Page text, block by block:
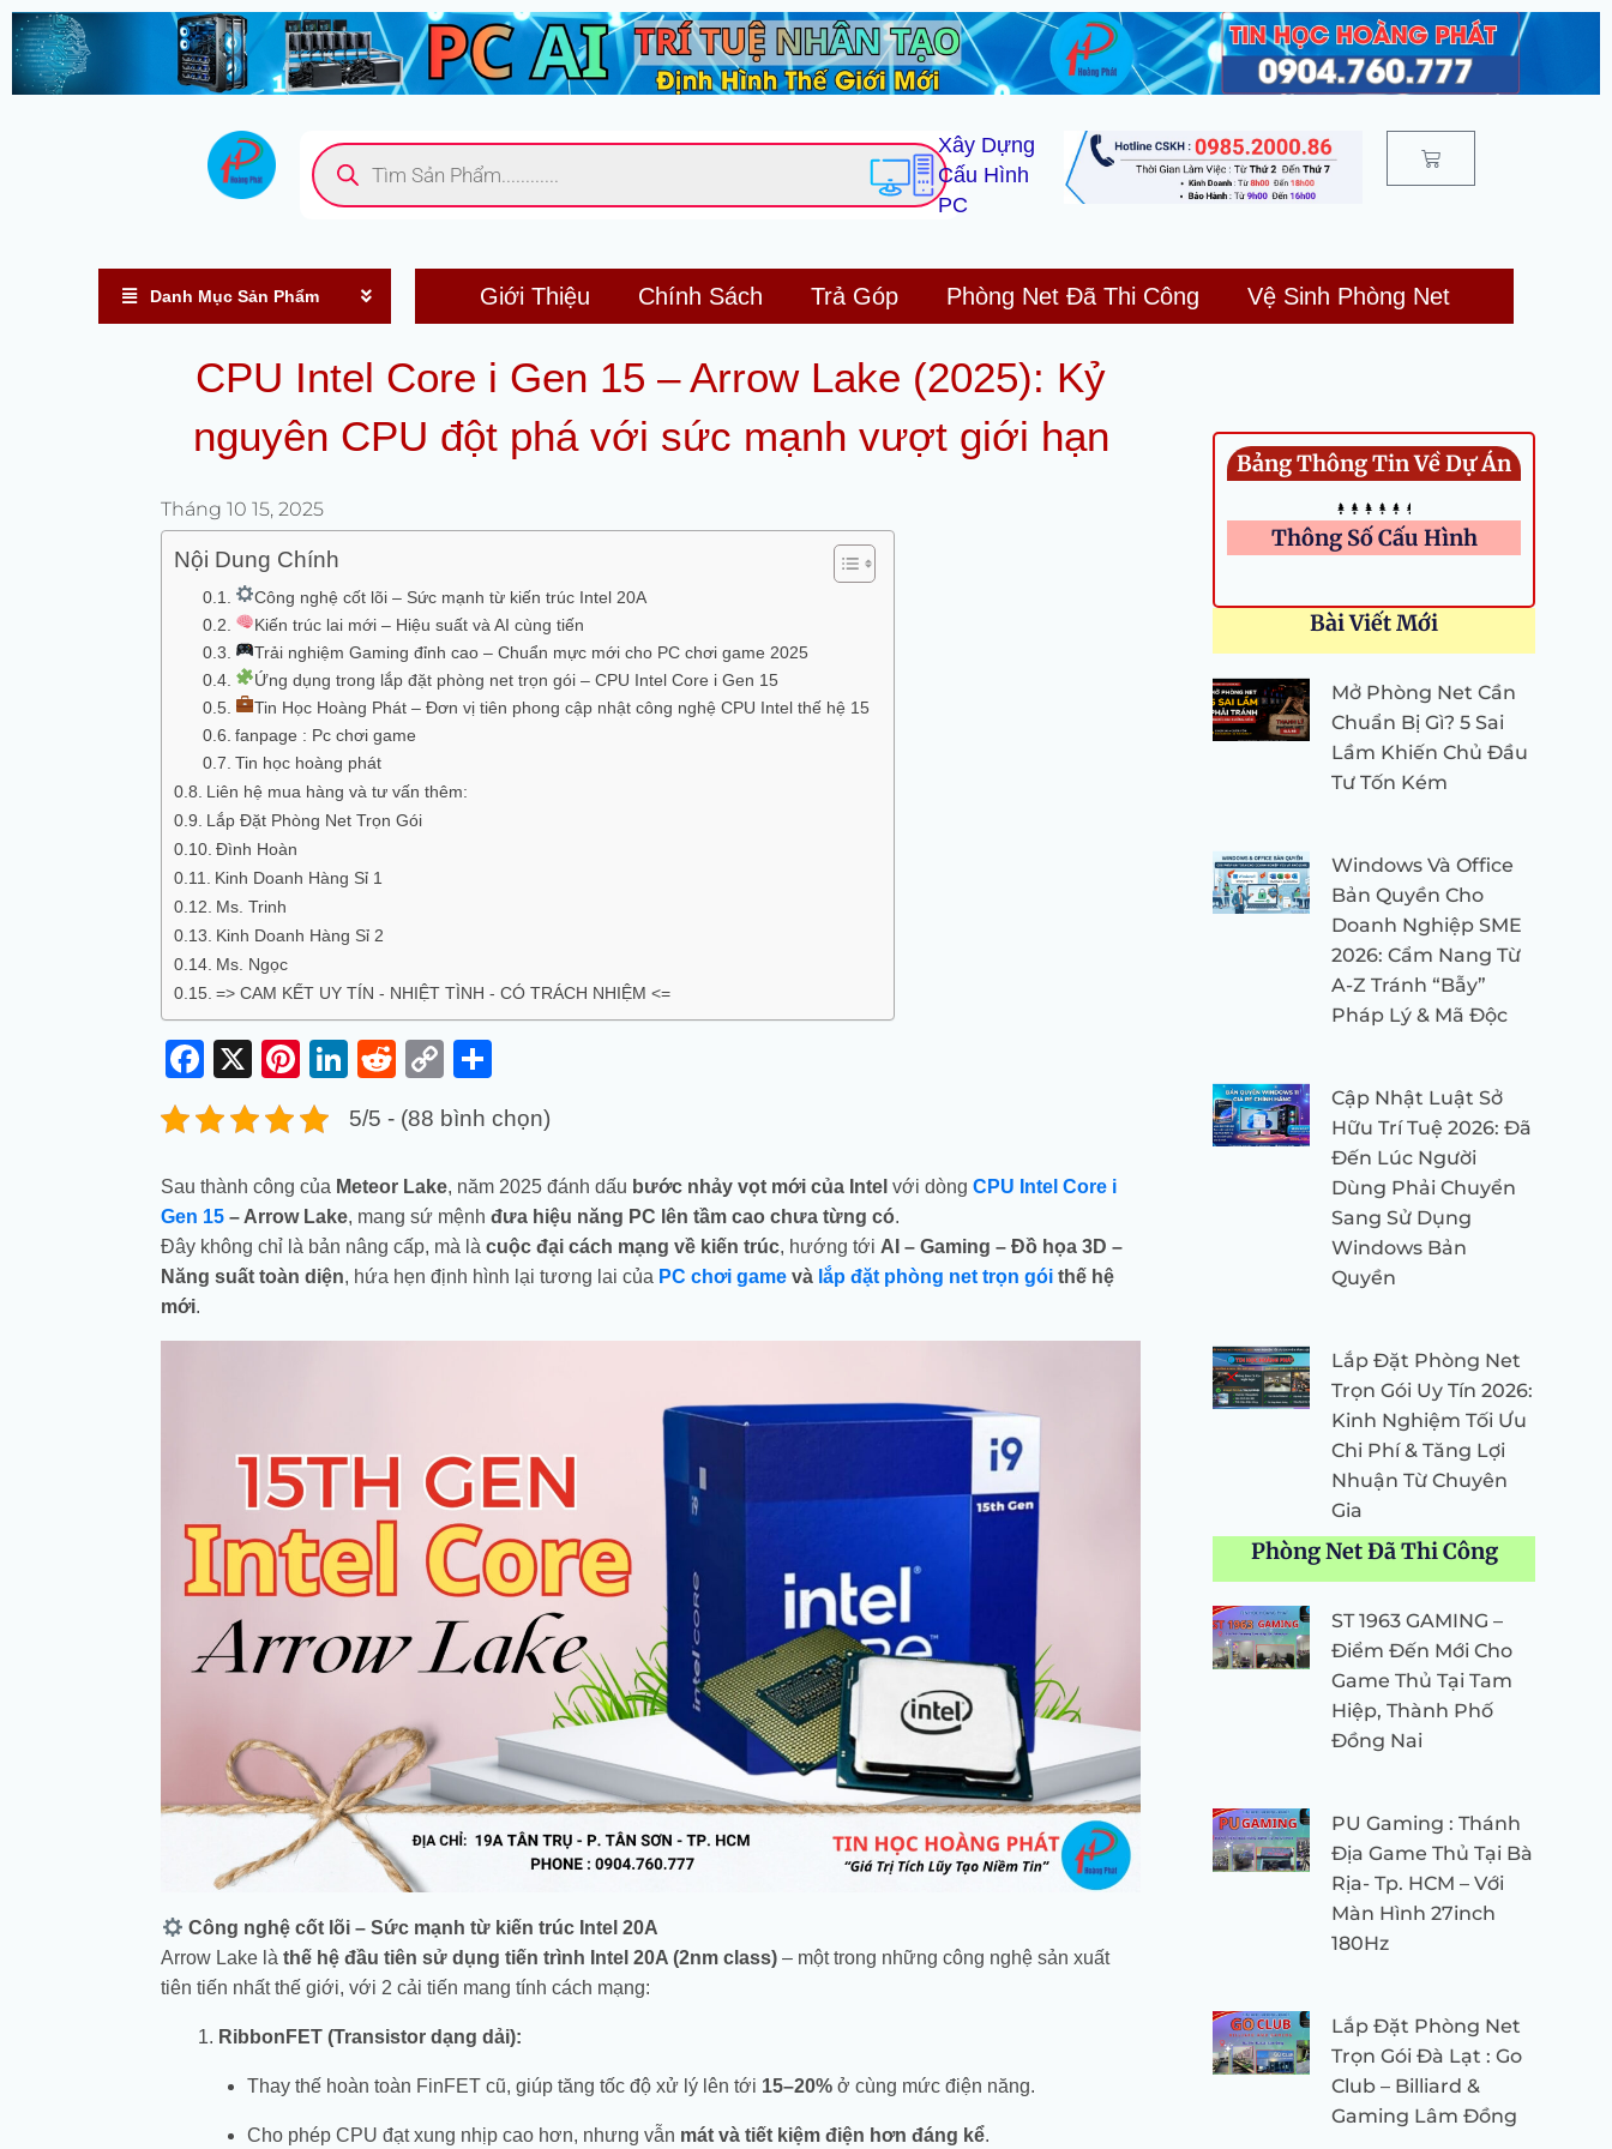
Nhảy
tới
Tìm
kiếm
sản
phẩm
Xây Dựng
Cấu Hình
PC
Cart
Danh Mục Sản Phẩm Giới Thiệu Chính Sách Trả Góp Phòng Net Đã Thi Công Vệ Sinh Phòng Net
CPU Intel Core i Gen 15 – Arrow Lake (2025): Kỷ
nguyên CPU đột phá với sức mạnh vượt giới hạn
Tháng 10 15, 2025
Nội Dung Chính
Công nghệ cốt lõi – Sức mạnh từ kiến trúc Intel 20A
Kiến trúc lai mới – Hiệu suất và AI cùng tiến
Trải nghiệm Gaming đỉnh cao – Chuẩn mực mới cho PC chơi game 2025
Ứng dụng trong lắp đặt phòng net trọn gói – CPU Intel Core i Gen 15
Tin Học Hoàng Phát – Đơn vị tiên phong cập nhật công nghệ CPU Intel thế hệ 15
fanpage : Pc chơi game
Tin học hoàng phát
Liên hệ mua hàng và tư vấn thêm:
Lắp Đặt Phòng Net Trọn Gói
Đình Hoàn
Kinh Doanh Hàng Sỉ 1
Ms. Trinh
Kinh Doanh Hàng Sỉ 2
Ms. Ngọc
=> CAM KẾT UY TÍN - NHIỆT TÌNH - CÓ TRÁCH NHIỆM <=
Facebook
X Pinterest
LinkedIn
RedditCopy
Link
5/5 - (88 bình chọn)
Sau thành công của Meteor Lake, năm 2025 đánh dấu bước nhảy vọt mới của Intel với dòngCPU Intel Core i
Gen 15 – Arrow Lake, mang sứ mệnhđưa hiệu năng PC lên tầm cao chưa từng có.
Đây không chỉ là bản nâng cấp, mà làcuộc đại cách mạng về kiến trúc, hướng tớiAI – Gaming – Đồ họa 3D –
Năng suất toàn diện, hứa hẹn định hình lại tương lai của PC chơi game và lắp đặt phòng net trọn gói thế hệ
mới.
Công nghệ cốt lõi – Sức mạnh từ kiến trúc Intel 20A
Arrow Lake làthế hệ đầu tiên sử dụng tiến trình Intel 20A (2nm class) – một trong những công nghệ sản xuất
tiên tiến nhất thế giới, với 2 cải tiến mang tính cách mạng:
RibbonFET (Transistor dạng dải):
Thay thế hoàn toàn FinFET cũ, giúp tăng tốc độ xử lý lên tới 15–20% ở cùng mức điện năng.
Cho phép CPU đạt xung nhịp cao hơn, nhưng vẫn mát và tiết kiệm điện hơn đáng kể.
Bảng Thông Tin Về Dự Án
Thông Số Cấu Hình
Bài Viết Mới
Mở Phòng Net Cần
Chuẩn Bị Gì? 5 Sai
Lầm Khiến Chủ Đầu
Tư Tốn Kém
Windows Và Office
Bản Quyền Cho
Doanh Nghiệp SME
2026: Cẩm Nang Từ
A-Z Tránh “Bẫy”
Pháp Lý & Mã Độc
Cập Nhật Luật Sở
Hữu Trí Tuệ 2026: Đã
Đến Lúc Người
Dùng Phải Chuyển
Sang Sử Dụng
Windows Bản
Quyền
Lắp Đặt Phòng Net
Trọn Gói Uy Tín 2026:
Kinh Nghiệm Tối Ưu
Chi Phí & Tăng Lợi
Nhuận Từ Chuyên
Gia
Phòng Net Đã Thi Công
ST 1963 GAMING –
Điểm Đến Mới Cho
Game Thủ Tại Tam
Hiệp, Thành Phố
Đồng Nai
PU Gaming : Thánh
Địa Game Thủ Tại Bà
Rịa- Tp. HCM – Với
Màn Hình 27inch
180Hz
Lắp Đặt Phòng Net
Trọn Gói Đà Lạt : Go
Club – Billiard &
Gaming Lâm Đồng